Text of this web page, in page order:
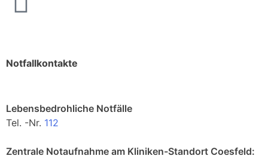
Notfallkontakte
Lebensbedrohliche Notfälle
Tel. -Nr. 112
Zentrale Notaufnahme am Kliniken-Standort Coesfeld: